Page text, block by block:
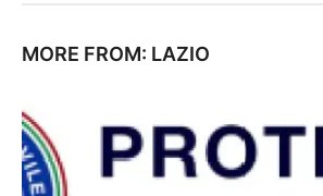
MORE FROM: LAZIO